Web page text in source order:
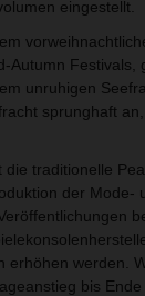
eingestellt.
Autumn Festivals,
unruhigen
sprunghaft
traditionelle
der Mode-
erhöhen werden.
bis